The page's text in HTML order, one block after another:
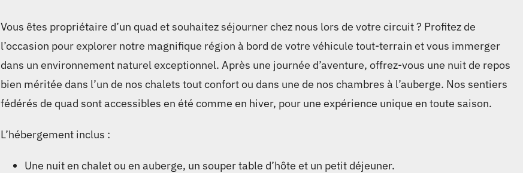
Vous êtes propriétaire d’un quad et souhaitez séjourner chez nous lors de votre circuit ? Profitez de
l’occasion pour explorer notre magnifique région à bord de votre véhicule tout-terrain et vous immerger
dans un environnement naturel exceptionnel. Après une journée d’aventure, offrez-vous une nuit de repos
bien méritée dans l’un de nos chalets tout confort ou dans une de nos chambres à l’auberge. Nos sentiers
fédérés de quad sont accessibles en été comme en hiver, pour une expérience unique en toute saison.
L’hébergement inclus :
Une nuit en chalet ou en auberge, un souper table d’hôte et un petit déjeuner.